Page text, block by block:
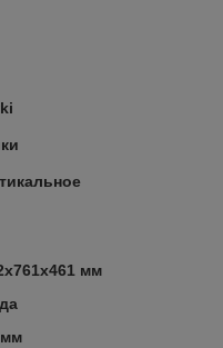
мм
мм